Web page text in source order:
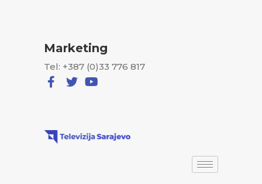
Marketing
Tel: +387 (0)33 776 817